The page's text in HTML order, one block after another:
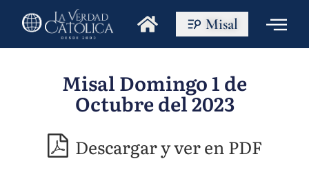
Misal
Misal Domingo 1 de
Octubre del 2023
Descargar y ver en PDF